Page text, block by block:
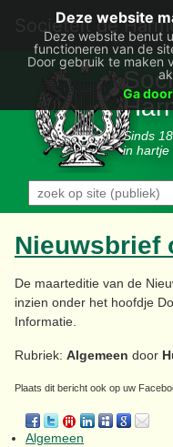
Deze website
Deze website benut
functioneren van de
Door gebruik te maken
Ga door
Societëit de
Sinds
in hartje
Nieuwsbrief
De maarteditie van de
inzien onder het hoofdje
Informatie.
Rubriek: Algemeen door
Plaats dit bericht ook op uw
Algemeen